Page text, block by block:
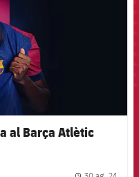
al Barça Atlètic